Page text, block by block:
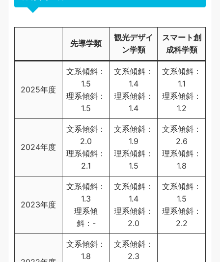
先導学類
観光デザイ
ン学類
スマート創
成科学類
2025年度
文系傾斜：
1.5
理系傾斜：
1.5
文系傾斜：
1.4
理系傾斜：
1.4
文系傾斜：
1.1
理系傾斜：
1.2
2024年度
文系傾斜：
2.0
理系傾斜：
2.1
文系傾斜：
1.9
理系傾斜：
1.5
文系傾斜：
2.6
理系傾斜：
1.8
2023年度
文系傾斜：
1.3
理系傾
斜：-
文系傾斜：
1.4
理系傾斜：
2.0
文系傾斜：
1.5
理系傾斜：
2.2
文系傾斜：
1.8
文系傾斜：
2.3